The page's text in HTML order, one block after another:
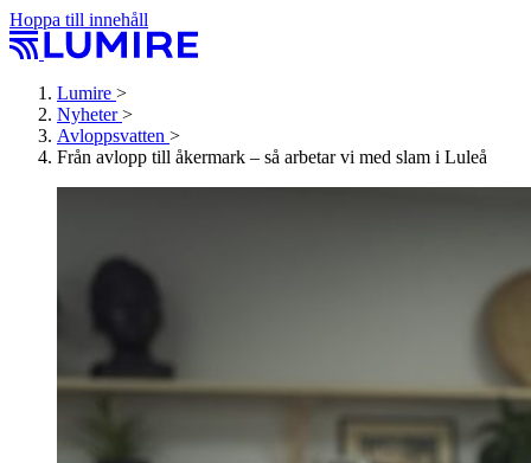
Hoppa till innehåll
Lumire >
Nyheter >
Avloppsvatten >
Från avlopp till åkermark – så arbetar vi med slam i Luleå